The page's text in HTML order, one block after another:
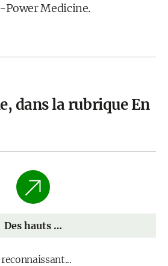
Power Medicine.
dans la rubrique En
Des hauts …